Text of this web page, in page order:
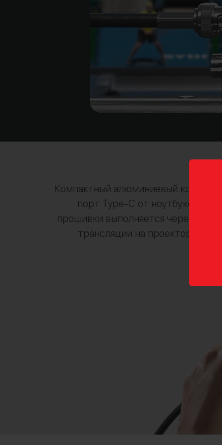
Компактный алюминиевый корпус
порт Type-C от ноутбуков,
прошивки выполняется через
трансляции на проекторы